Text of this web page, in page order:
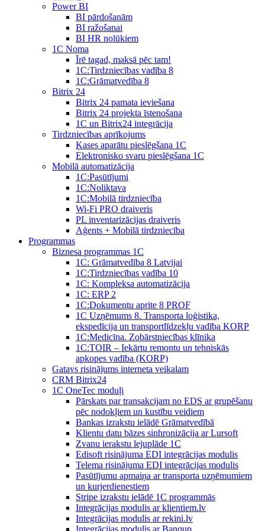
Power BI
BI pārdošanām
BI ražošanai
BI HR nolūkiem
1C Noma
Īrē tagad, maksā pēc tam!
1С:Tirdzniecības vadība 8
1С:Grāmatvedība 8
Bitrix 24
Bitrix 24 pamata ieviešana
Bitrix 24 projekta īstenošana
1C un Bitrix24 integrācija
Tirdzniecības aprīkojums
Kases aparātu pieslēgšana 1C
Elektronisko svaru pieslēgšana 1C
Mobilā automatizācija
1С:Pasūtījumi
1С:Noliktava
1С:Mobilā tirdzniecība
Wi-Fi PRO draiveris
PL inventarizācijas draiveris
Aģents + Mobilā tirdzniecība
Programmas
Biznesa programmas 1C
1C: Grāmatvedība 8 Latvijai
1C:Tirdzniecības vadība 10
1С: Kompleksa automatizācija
1C: ERP 2
1С:Dokumentu aprite 8 PROF
1C Uzņēmums 8. Transporta loģistika,
ekspedīcija un transportlīdzekļu vadība KORP
1C:Medicīna. Zobārstniecības klīnika
1C:TOIR – Iekārtu remontu un tehniskās
apkopes vadība (KORP)
Gatavs risinājums interneta veikalam
CRM Bitrix24
1С OneTec moduļi
Pārskats par transakcijam no EDS ar grupēšanu
pēc nodokļiem un kustību veidiem
Bankas izrakstu ielādē Grāmatvedībā
Klientu datu bāzes sinhronizācija ar Lursoft
Zvanu ierakstu lejuplāde 1C
Edisoft risinājuma EDI integrācijas modulis
Telema risinājuma EDI integrācijas modulis
Pasūtījumu apmaiņa ar transporta uzņēmumiem
un kurjerdienestiem
Stripe izrakstu ielādē 1C programmās
Integrācijas modulis ar klientiem.lv
Integrācijas modulis ar rekini.lv
Integrācijas modulis ar Banqup